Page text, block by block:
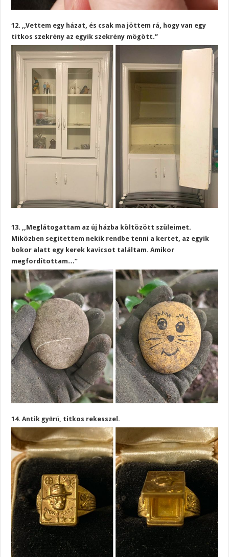
12. ,,Vettem egy házat, és csak ma jöttem rá, hogy van egy
titkos szekrény az egyik szekrény mögött.”
13. ,,Meglátogattam az új házba költözött szüleimet.
Miközben segítettem nekik rendbe tenni a kertet, az egyik
bokor alatt egy kerek kavicsot találtam. Amikor
megfordítottam…”
14. Antik gyűrű, titkos rekesszel.